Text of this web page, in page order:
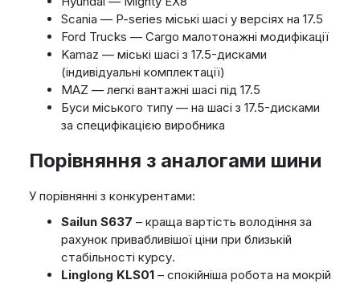
Scania — P-series міські шасі у версіях на 17.5
Ford Trucks — Cargo малотонажні модифікації
Kamaz — міські шасі з 17.5-дисками
(індивідуальні комплектації)
MAZ — легкі вантажні шасі під 17.5
Буси міського типу — на шасі з 17.5-дисками
за специфікацією виробника
Порівняння з аналогами шини
У порівнянні з конкурентами:
Sailun S637 – краща вартість володіння за
рахунок привабливішої ціни при близькій
стабільності курсу.
Linglong KLS01– спокійніша робота на мокрій